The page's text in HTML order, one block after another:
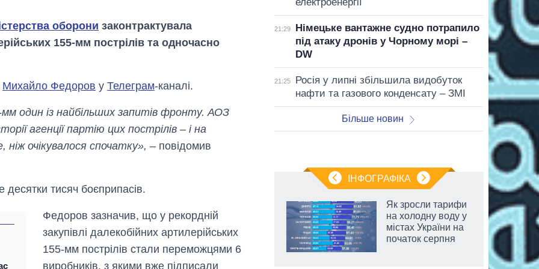
оборони законтрактувала
155-мм пострілів та одночасно
Михайло Федоров у Телеграм-каналі.
мм один із найбільших запитів фронту. АОЗ
агенції партію цих пострілів – і на
очікувалося спочатку», – повідомив
десятки тисяч боєприпасів.
Федоров зазначив, що у рекордній
закупівлі далекобійних артилерійських
155-мм пострілів стали переможцями 6
виробників, з якими вже підписали
21:29
Німецьке вантажне судно потрапило
під атаку дронів у Чорному морі –
DW
21:25
Росія у липні збільшила видобуток
нафти та газового конденсату – ЗМІ
Більше новин
ІНФОГРАФІКА
змінилася кількість
вступників на
бакалаврат,
магістратуру та
аспірантуру
Як зросли тарифи
на холодну воду у
містах України на
початок серпня